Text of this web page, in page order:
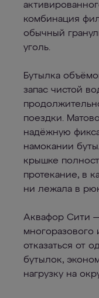
комбинация
обычный
уголь.
Бутылка
запас чистой
поездки.
надёжную
намокании
крышке
протекание, в
ни лежала в
Аквафор Сити
многоразового
отказаться от
бутылок,
нагрузку на